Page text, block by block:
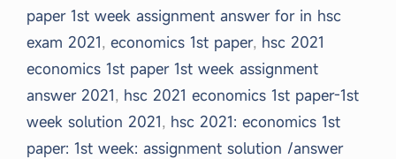
paper 1st week assignment answer for in hsc
exam 2021, economics 1st paper, hsc 2021
economics 1st paper 1st week assignment
answer 2021, hsc 2021 economics 1st paper-1st
week solution 2021, hsc 2021: economics 1st
paper: 1st week: assignment solution /answer